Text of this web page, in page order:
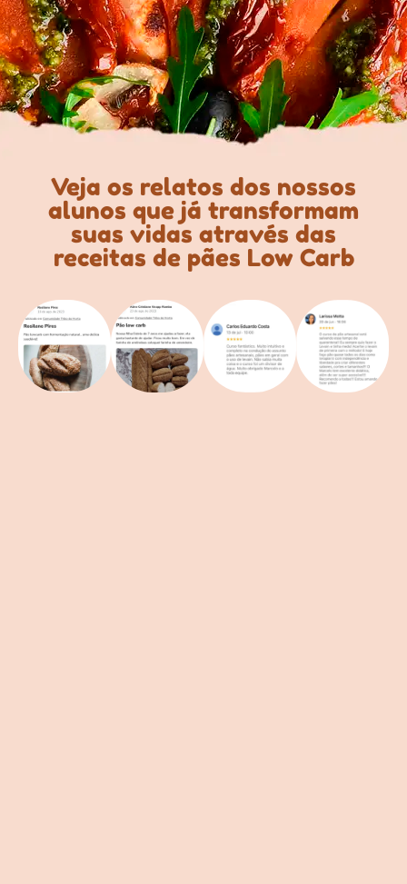
Veja os relatos dos nossos
alunos que já transformam
suas vidas através das
receitas de pães Low Carb